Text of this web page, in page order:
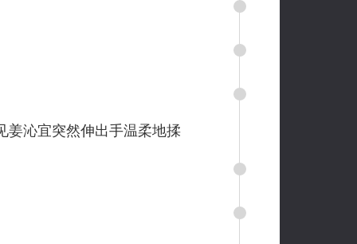
沁宜突然伸出手温柔地揉